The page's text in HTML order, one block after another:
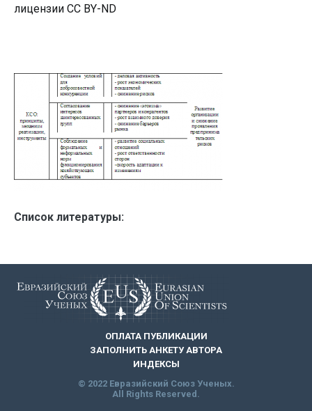
лицензии CC BY-ND
Список литературы:
ОПЛАТА ПУБЛИКАЦИИ
ЗАПОЛНИТЬ АНКЕТУ АВТОРА
ИНДЕКСЫ
© 2022 Евразийский Союз Ученых.
All Rights Reserved.